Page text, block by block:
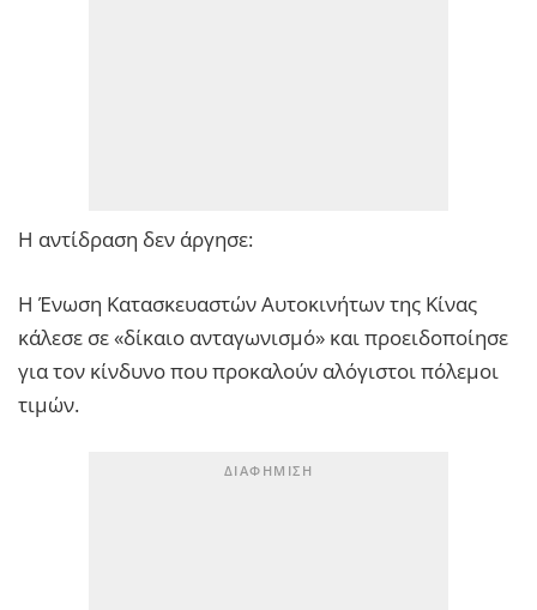
Η αντίδραση δεν άργησε:
Η Ένωση Κατασκευαστών Αυτοκινήτων της Κίνας
κάλεσε σε «δίκαιο ανταγωνισμό» και προειδοποίησε
για τον κίνδυνο που προκαλούν αλόγιστοι πόλεμοι
τιμών.